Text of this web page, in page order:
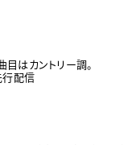
目はカントリー調。
行配信